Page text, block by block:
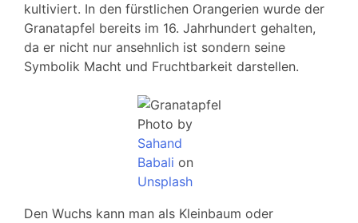
kultiviert. In den fürstlichen Orangerien wurde der
Granatapfel bereits im 16. Jahrhundert gehalten,
da er nicht nur ansehnlich ist sondern seine
Symbolik Macht und Fruchtbarkeit darstellen.
Photo by
Sahand
Babali on
Unsplash
Den Wuchs kann man als Kleinbaum oder